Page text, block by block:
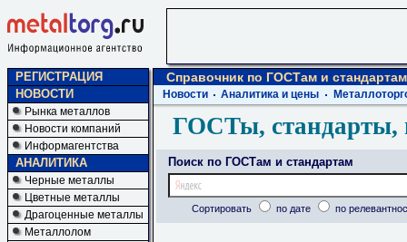
РЕГИСТРАЦИЯ
НОВОСТИ
Рынка металлов
Новости компаний
Информагентства
АНАЛИТИКА
Черные металлы
Цветные металлы
Драгоценные металлы
Металлолом
Справочник по ГОСТам и стандартам
Новости Аналитика и цены
ГОСТы, стандарты,
Поиск по ГОСТам и стандартам
Сортировать по дате по